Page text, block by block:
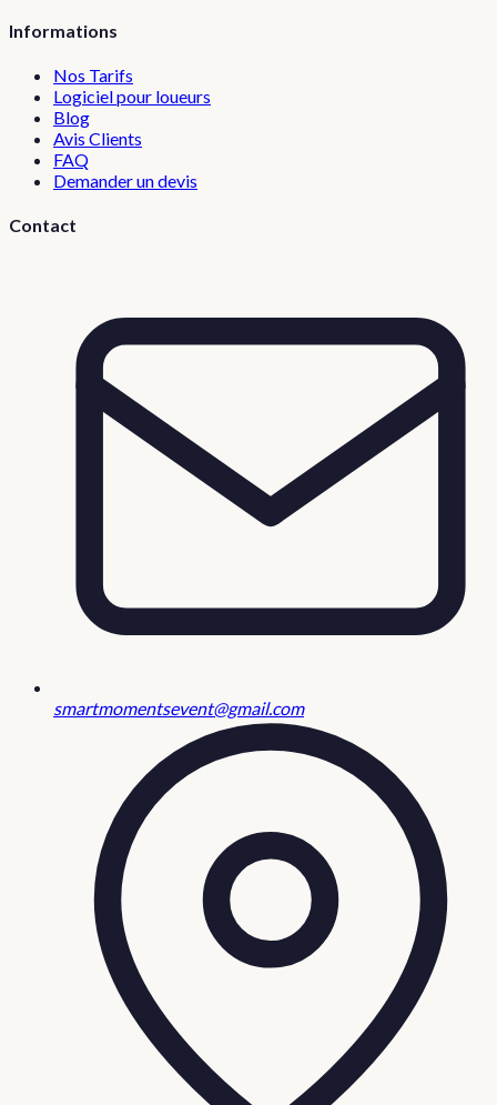
Informations
Nos Tarifs
Logiciel pour loueurs
Blog
Avis Clients
FAQ
Demander un devis
Contact
smartmomentsevent@gmail.com